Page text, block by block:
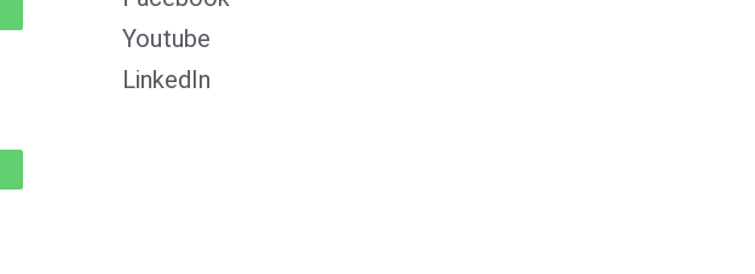
Youtube
LinkedIn